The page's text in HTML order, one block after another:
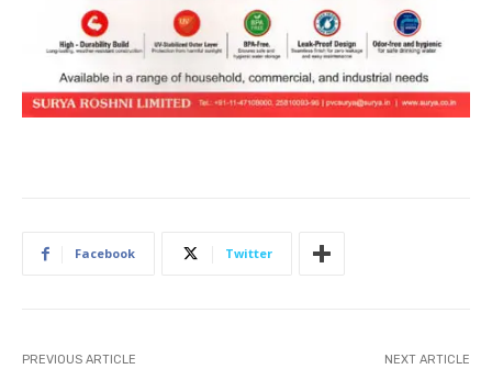
Facebook Twitter
PREVIOUS ARTICLE NEXT ARTICLE